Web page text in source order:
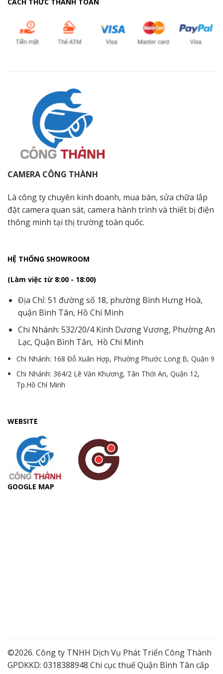
CAMERA CÔNG THÀNH
Là công ty chuyên kinh doanh, mua bán, sửa chữa lắp
đặt camera quan sát, camera hành trình và thiết bị điện
thông minh tại thị trường toàn quốc.
HỆ THỐNG SHOWROOM
(Làm việc từ 8:00 - 18:00)
Địa Chỉ: 51 đường số 18, phường Bình Hưng Hoà,
quận Bình Tân, Hồ Chí Minh
Chi Nhánh: 532/20/4 Kinh Dương Vương, Phường An
Lạc, Quận Bình Tân, Hồ Chí Minh
Chi Nhánh: 168 Đỗ Xuân Hợp, Phường Phước Long B, Quận 9
Chi Nhánh: 364/2 Lê Văn Khương, Tân Thới An, Quận 12,
Tp.Hồ Chí Minh
WEBSITE
GOOGLE MAP
©2026. Công ty TNHH Dịch Vụ Phát Triển Công Thành
GPDKKD: 0318388948 Chi cục thuế Quận Bình Tân cấp